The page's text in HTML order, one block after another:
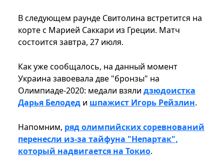
В следующем раунде Свитолина встретится на
корте с Марией Саккари из Греции. Матч
состоится завтра, 27 июля.
Как уже сообщалось, на данный момент
Украина завоевала две "бронзы" на
Олимпиаде-2020: медали взяли дзюдоистка
Дарья Белодед и шпажист Игорь Рейзлин.
Напомним, ряд олимпийских соревнований
перенесли из-за тайфуна "Непартак",
который надвигается на Токио.